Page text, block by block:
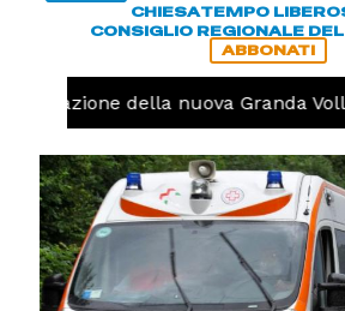
CHIESATEMPO LIBERO
CONSIGLIO REGIONALE
ABBONATI
della nuova Granda Volley